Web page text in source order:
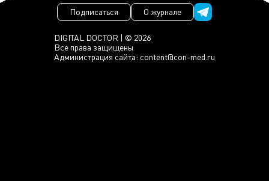
DIGITAL DOCTOR | © 2026
Все права защищены
Администрация сайта: content@con-med.ru
Подписаться О журнале